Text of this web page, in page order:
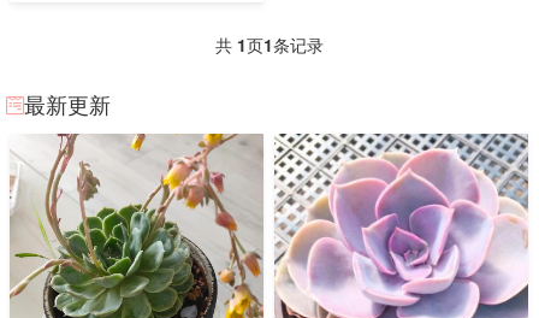
共 1页1条记录
最新更新